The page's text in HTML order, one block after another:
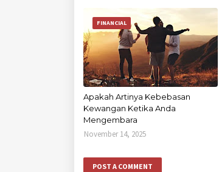
FINANCIAL
Apakah Artinya Kebebasan
Kewangan Ketika Anda
Mengembara
November 14, 2025
POST A COMMENT